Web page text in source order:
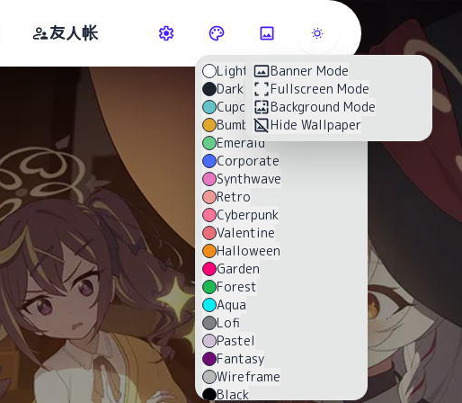
友人帐
Light
Dark
Cupcake
Bumblebee
Emerald
Corporate
Synthwave
Retro
Cyberpunk
Valentine
Halloween
Garden
Forest
Aqua
Lofi
Pastel
Fantasy
Wireframe
Black
Banner Mode
Fullscreen Mode
Background Mode
Hide Wallpaper